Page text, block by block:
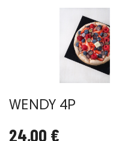
WENDY 4P
24,00 €